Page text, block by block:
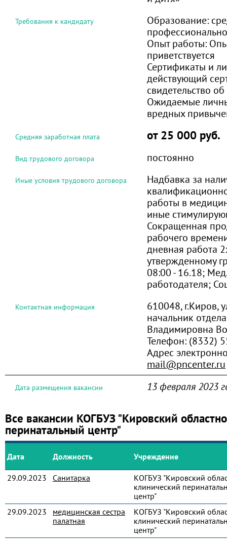
Требования к кандидату Образование:
Опыт работы:
приветствуется
Сертификаты и
действующий
свидетельство
Ожидаемые
вредных
Средняя заработная плата от 25 000 руб.
Вид трудового договора постоянно
Иные условия трудового договора
Надбавка за
работы в
иные
Сокращенная
рабочего
дневная работа
утвержденному
08:00 - 16.18;
работодателя;
Контактная информация
610048, г.Киров,
начальник
Владимировна
Телефон: (8332)
Адрес
mail@pncenter.ru
Дата размещения вакансии 13 февраля 2023
Все вакансии КОГБУЗ "Кировский
перинатальный центр"
Дата Должность Учреждение
29.09.2023 Санитарка
КОГБУЗ "Кировский
клинический
центр"
29.09.2023
медицинская сестра
палатная
КОГБУЗ "Кировский
клинический
центр"